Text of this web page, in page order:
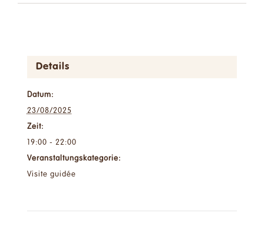
Details
Datum:
23/08/2025
Zeit:
19:00 - 22:00
Veranstaltungskategorie:
Visite guidée